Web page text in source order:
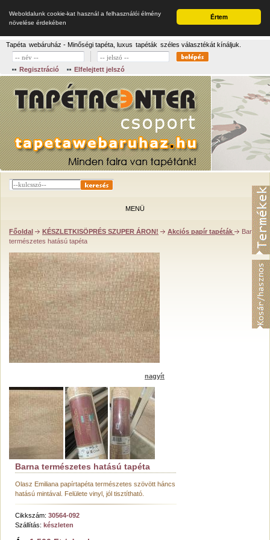
Értem
Weboldalunk cookie-kat használ a felhasználói élmény
növelése érdekében
Tapéta webáruház - Minőségi tapéta, luxus tapéták széles választékát kínáljuk.
Regisztráció Elfelejtett jelszó
MENÜ
Főoldal KÉSZLETKISÖPRÉS SZUPER ÁRON! Akciós papír tapéták
Barna
természetes hatású tapéta
nagyít
Barna természetes hatású tapéta
Olasz Emiliana papírtapéta természetes szövött háncs
hatású mintával. Felülete vinyl, jól tisztítható.
Cikkszám: 30564-092
Szállítás: készleten